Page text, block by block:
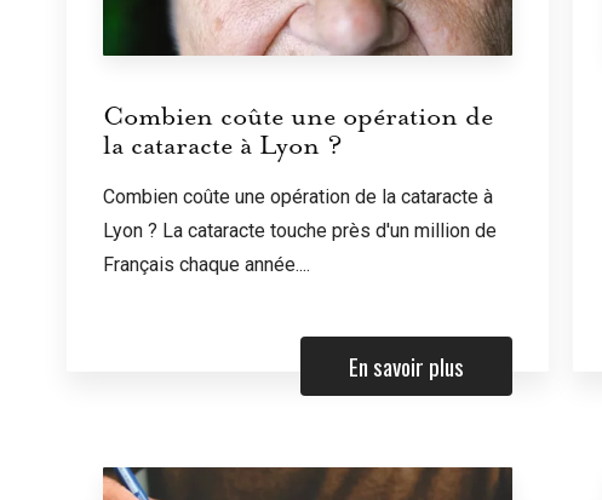
Combien coûte une opération de
la cataracte à Lyon ?
Combien coûte une opération de la cataracte à
Lyon ? La cataracte touche près d'un million de
Français chaque année....
En savoir plus